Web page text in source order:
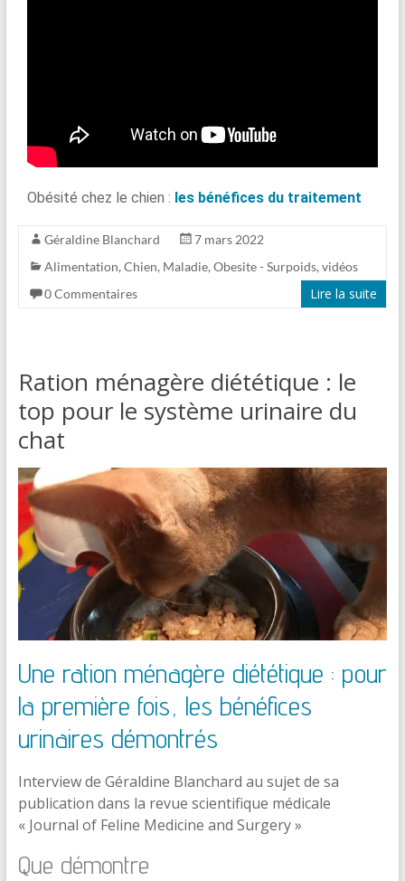
Obésité chez le chien : les bénéfices du traitement
Géraldine Blanchard
7 mars 2022
Alimentation, Chien, Maladie, Obesite - Surpoids, vidéos
0 Commentaires
Lire la suite
Ration ménagère diététique : le
top pour le système urinaire du
chat
Une ration ménagère diététique : pour
la première fois, les bénéfices
urinaires démontrés
Interview de Géraldine Blanchard au sujet de sa
publication dans la revue scientifique médicale
« Journal of Feline Medicine and Surgery »
Que démontre